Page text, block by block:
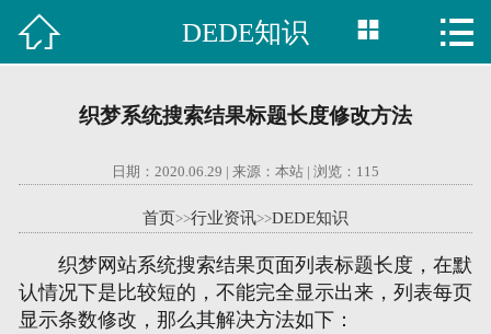
 首页
行业资讯
关于我们
 DEDE知识  
织梦系统搜索结果标题长度修改方法
日期：2020.06.29 | 来源：本站 | 浏览： 115
首页>>行业资讯>>DEDE知识
织梦网站系统搜索结果页面列表标题长度，在默
认情况下是比较短的，不能完全显示出来，列表每页
显示条数修改，那么其解决方法如下：